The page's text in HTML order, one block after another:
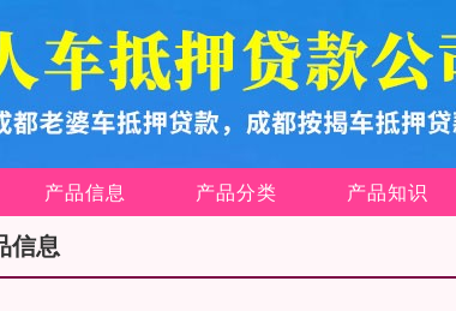
产品信息 产品分类 产品知识
信息